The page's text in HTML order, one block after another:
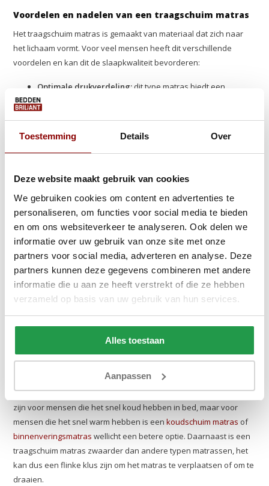
Toestemming Details Over
Deze website maakt gebruik van cookies
We gebruiken cookies om content en advertenties te
personaliseren, om functies voor social media te bieden
en om ons websiteverkeer te analyseren. Ook delen we
informatie over uw gebruik van onze site met onze
partners voor social media, adverteren en analyse. Deze
partners kunnen deze gegevens combineren met andere
informatie die u aan ze heeft verstrekt of die ze hebben
verzameld op basis van uw gebruik van hun services.
Alles toestaan
Aanpassen
Voordelen en nadelen van een traagschuim matras
Het traagschuim matras is gemaakt van materiaal dat zich naar
het lichaam vormt. Voor veel mensen heeft dit verschillende
voordelen en kan dit de slaapkwaliteit bevorderen:
Optimale drukverdeling:dit type matras biedt een
optimale drukverdeling doordat het materiaal zich aanpast
aan de contouren van je lichaam. Drukpunten worden
verminderd, wat als gevolg heeft dat de spieren en
lichaam, doordat de natuurlijke lijn van je lichaam gevolgd
wordt kun je genieten van een persoonlijke en
comfortabele slaapplek. Wanneer je een traagschuim
matras wilt aanschaffen is het wel goed om na te gaan of je
veel of weinig beweegt in je slaap. Doordat de vorm van het
matras zich aanpast aan je lichaam, kan het soms lastiger
zijn om van slaaphouding te wisselen.
matras zich vormt naar je lichaam, kan deze goede
ondersteuning bieden voor alle slaapposities.
Houd er wel rekening mee dat een traagschuim matras meer
warmte vasthoudt omdat je dieper in het matras ligt. Dit kan fijn
zijn voor mensen die het snel koud hebben in bed, maar voor
mensen die het snel warm hebben is eenkoudschuim matras of
binnenveringsmatras wellicht een betere optie. Daarnaast is een
traagschuim matras zwaarder dan andere typen matrassen, het
kan dus een flinke klus zijn om het matras te verplaatsen of om te
draaien.